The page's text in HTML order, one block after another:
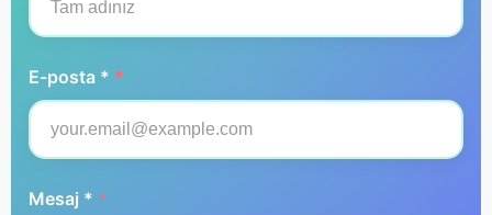
E-posta * *
Mesaj * *